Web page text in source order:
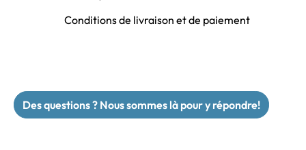
Conditions de livraison et de paiement
Des questions ? Nous sommes là pour y répondre!